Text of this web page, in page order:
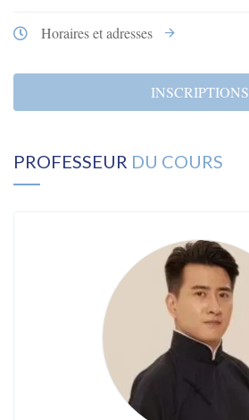
Horaires et adresses
INSCRIPTIONS
PROFESSEUR DU COURS